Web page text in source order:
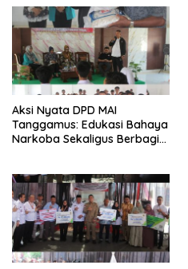
Aksi Nyata DPD MAI
Tanggamus: Edukasi Bahaya
Narkoba Sekaligus Berbagi